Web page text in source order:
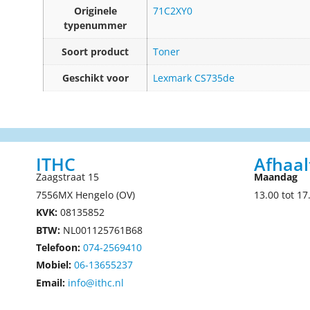
Originele
typenummer
71C2XY0
Soort product
Toner
Geschikt voor
Lexmark CS735de
ITHC
Zaagstraat 15
7556MX Hengelo (OV)
KVK: 08135852
BTW: NL001125761B68
Telefoon: 074-2569410
Mobiel: 06-13655237
Email: info@ithc.nl
Maandag
13.00 tot